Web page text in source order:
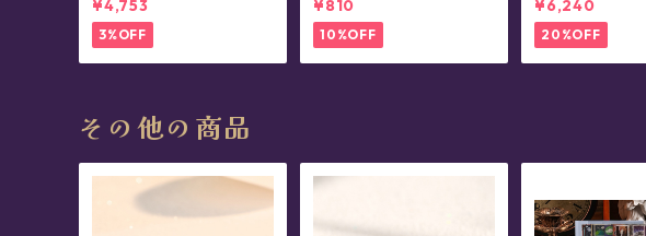
シルバーピアス/イヤリング
¥4,753
3%OFF
入)
¥810
10%OFF
(全3色x3種)
¥6,240
20%OFF
その他の商品